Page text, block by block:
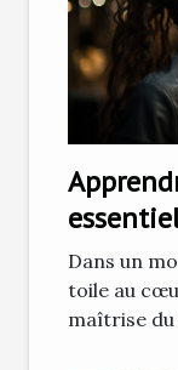
Dans un
toile au
maîtrise du